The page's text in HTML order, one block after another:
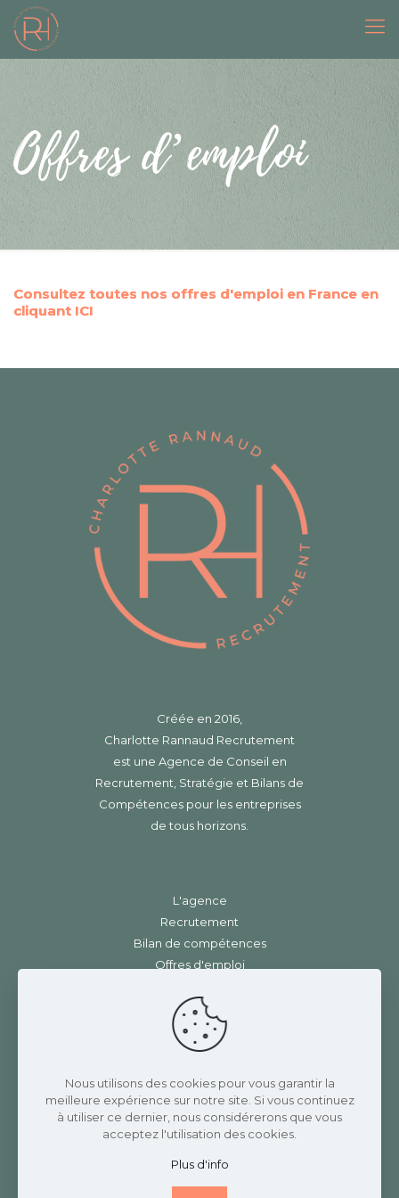
Offres d’emploi
Consultez toutes nos offres d'emploi en France en
cliquant ICI
Créée en 2016,
Charlotte Rannaud Recrutement
est une Agence de Conseil en
Recrutement, Stratégie et Bilans de
Compétences pour les entreprises
de tous horizons.
L'agence
Recrutement
Bilan de compétences
Offres d'emploi
Mentions légales
Charlotte Rannaud Recrutement
3 Place de la gare
42410 CHAVANAY
07 82 69 17 58
Nous utilisons des cookies pour vous garantir la
meilleure expérience sur notre site. Si vous continuez
à utiliser ce dernier, nous considérerons que vous
acceptez l'utilisation des cookies.
Plus d'info